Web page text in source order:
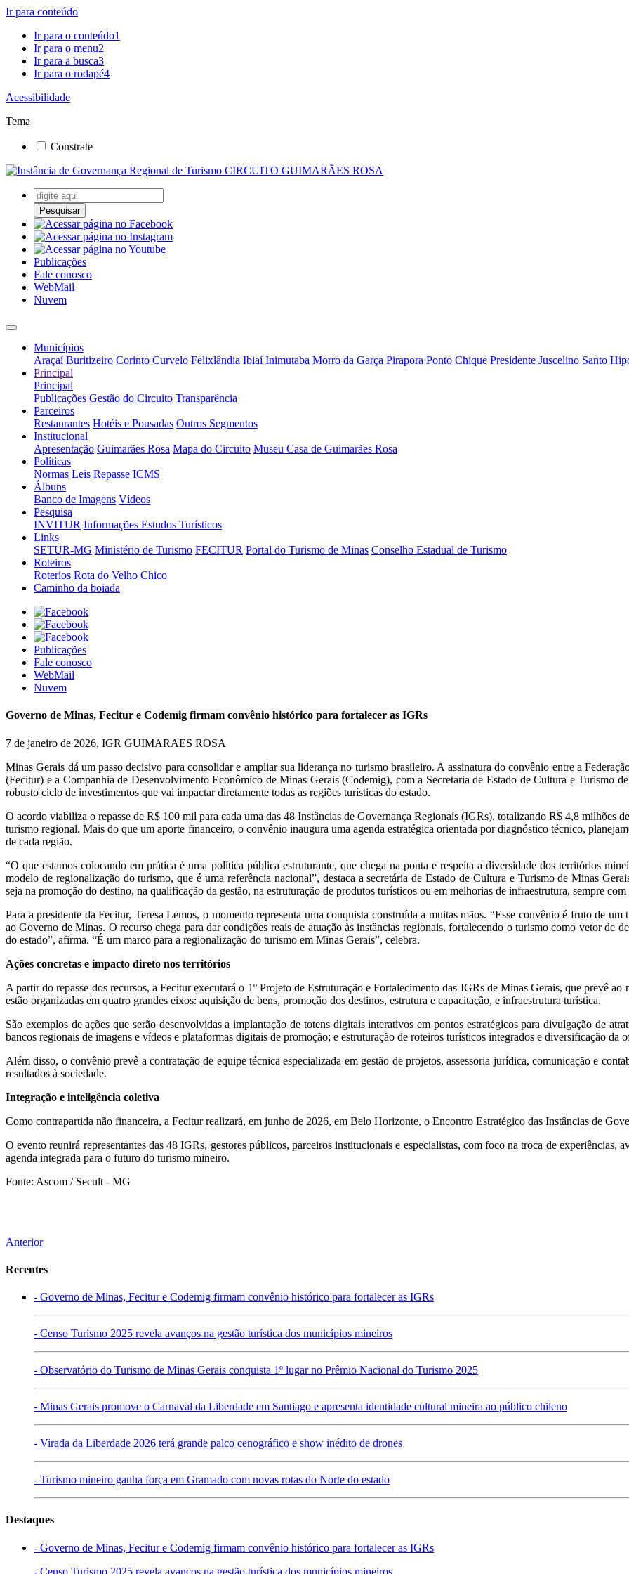
Ir para conteúdo
Ir para o conteúdo1
Ir para o menu2
Ir para a busca3
Ir para o rodapé4
Acessibilidade
Tema
Constrate
Pesquisar
Publicações
Fale conosco
WebMail
Nuvem
Municípios
Araçaí Buritizeiro Corinto Curvelo Felixlândia Ibiaí Inimutaba Morro da Garça Pirapora Ponto Chique Presidente Juscelino Santo
Principal
Principal
Publicações Gestão do Circuito Transparência
Parceiros
Restaurantes Hotéis e Pousadas Outros Segmentos
Institucional
Apresentação Guimarães Rosa Mapa do Circuito Museu Casa de Guimarães Rosa
Políticas
Normas Leis Repasse ICMS
Álbuns
Banco de Imagens Vídeos
Pesquisa
INVITUR Informações Estudos Turísticos
Links
SETUR-MG Ministério de Turismo FECITUR Portal do Turismo de Minas Conselho Estadual de Turismo
Roteiros
Roterios Rota do Velho Chico
Caminho da boiada
Publicações
Fale conosco
WebMail
Nuvem
Governo de Minas, Fecitur e Codemig firmam convênio histórico para fortalecer as IGRs
7 de janeiro de 2026, IGR GUIMARAES ROSA
Minas Gerais dá um passo decisivo para consolidar e ampliar sua liderança no turismo brasileiro. A assinatura do convênio entre a
(Fecitur) e a Companhia de Desenvolvimento Econômico de Minas Gerais (Codemig), com a Secretaria de Estado de Cultura e Turismo
robusto ciclo de investimentos que vai impactar diretamente todas as regiões turísticas do estado.
O acordo viabiliza o repasse de R$ 100 mil para cada uma das 48 Instâncias de Governança Regionais (IGRs), totalizando R$ 4,8 milhões
turismo regional. Mais do que um aporte financeiro, o convênio inaugura uma agenda estratégica orientada por diagnóstico técnico,
de cada região.
“O que estamos colocando em prática é uma política pública estruturante, que chega na ponta e respeita a diversidade dos territórios
modelo de regionalização do turismo, que é uma referência nacional”, destaca a secretária de Estado de Cultura e Turismo de Minas
seja na promoção do destino, na qualificação da gestão, na estruturação de produtos turísticos ou em melhorias de infraestrutura, sempre
Para a presidente da Fecitur, Teresa Lemos, o momento representa uma conquista construída a muitas mãos. “Esse convênio é fruto de
ao Governo de Minas. O recurso chega para dar condições reais de atuação às instâncias regionais, fortalecendo o turismo como vetor de
do estado”, afirma. “É um marco para a regionalização do turismo em Minas Gerais”, celebra.
Ações concretas e impacto direto nos territórios
A partir do repasse dos recursos, a Fecitur executará o 1º Projeto de Estruturação e Fortalecimento das IGRs de Minas Gerais, que prevê
estão organizadas em quatro grandes eixos: aquisição de bens, promoção dos destinos, estrutura e capacitação, e infraestrutura turística.
São exemplos de ações que serão desenvolvidas a implantação de totens digitais interativos em pontos estratégicos para divulgação de
bancos regionais de imagens e vídeos e plataformas digitais de promoção; e estruturação de roteiros turísticos integrados e diversificação da
Além disso, o convênio prevê a contratação de equipe técnica especializada em gestão de projetos, assessoria jurídica, comunicação e
resultados à sociedade.
Integração e inteligência coletiva
Como contrapartida não financeira, a Fecitur realizará, em junho de 2026, em Belo Horizonte, o Encontro Estratégico das Instâncias de
O evento reunirá representantes das 48 IGRs, gestores públicos, parceiros institucionais e especialistas, com foco na troca de experiências,
agenda integrada para o futuro do turismo mineiro.
Fonte: Ascom / Secult - MG
Anterior
Recentes
- Governo de Minas, Fecitur e Codemig firmam convênio histórico para fortalecer as IGRs
- Censo Turismo 2025 revela avanços na gestão turística dos municípios mineiros
- Observatório do Turismo de Minas Gerais conquista 1º lugar no Prêmio Nacional do Turismo 2025
- Minas Gerais promove o Carnaval da Liberdade em Santiago e apresenta identidade cultural mineira ao público chileno
- Virada da Liberdade 2026 terá grande palco cenográfico e show inédito de drones
- Turismo mineiro ganha força em Gramado com novas rotas do Norte do estado
Destaques
- Governo de Minas, Fecitur e Codemig firmam convênio histórico para fortalecer as IGRs
- Censo Turismo 2025 revela avanços na gestão turística dos municípios mineiros